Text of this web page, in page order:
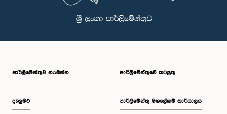
පාර්ලි‌මේන්තුව නරඹන්න
දැනුමට
පාර්ලිමේන්තුවේ කටයුතු
පාර්ලිමේන්තු මහලේකම් කාර්යාලය